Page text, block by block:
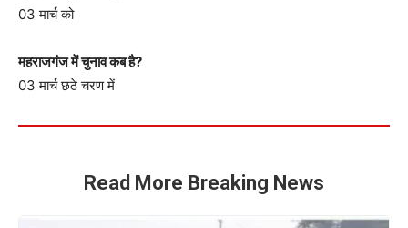
03 मार्च को
महराजगंज में चुनाव कब है?
03 मार्च छठे चरण में
Read More Breaking News